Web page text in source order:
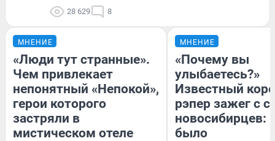
28 629 8
МНЕНИЕ
«Люди тут странные».
Чем привлекает
непонятный «Непокой»,
герои которого
застряли в
мистическом отеле
МНЕНИЕ
«Почему вы
улыбаетесь?»
Известный
рэпер зажег с
новосибирцев:
было